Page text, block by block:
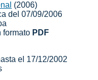
(2006)
del 07/09/2006
formato PDF
el 17/12/2002